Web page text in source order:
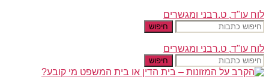
לוח עו"ד, ט.רבני ומגשרים
חיפוש
לוח עו"ד, ט.רבני ומגשרים
חיפוש